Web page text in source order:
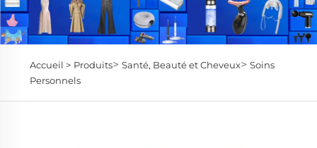
Accueil > Produits> Santé, Beauté et Cheveux> Soins
Personnels